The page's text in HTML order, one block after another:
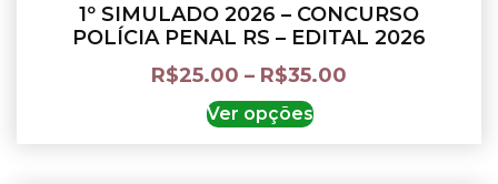
1º SIMULADO 2026 – CONCURSO
POLÍCIA PENAL RS – EDITAL 2026
R$25.00 – R$35.00
Ver opções